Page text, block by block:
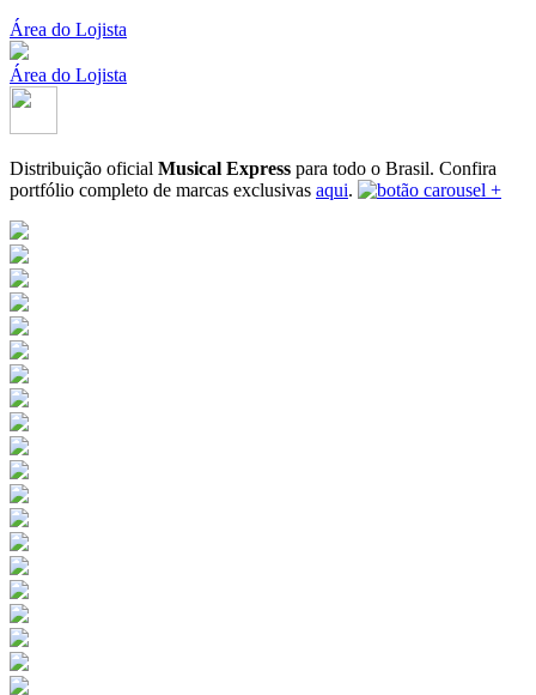
Área do Lojista
Área do Lojista
Distribuição oficial Musical Express para todo o Brasil. Confira
portfólio completo de marcas exclusivas aqui.